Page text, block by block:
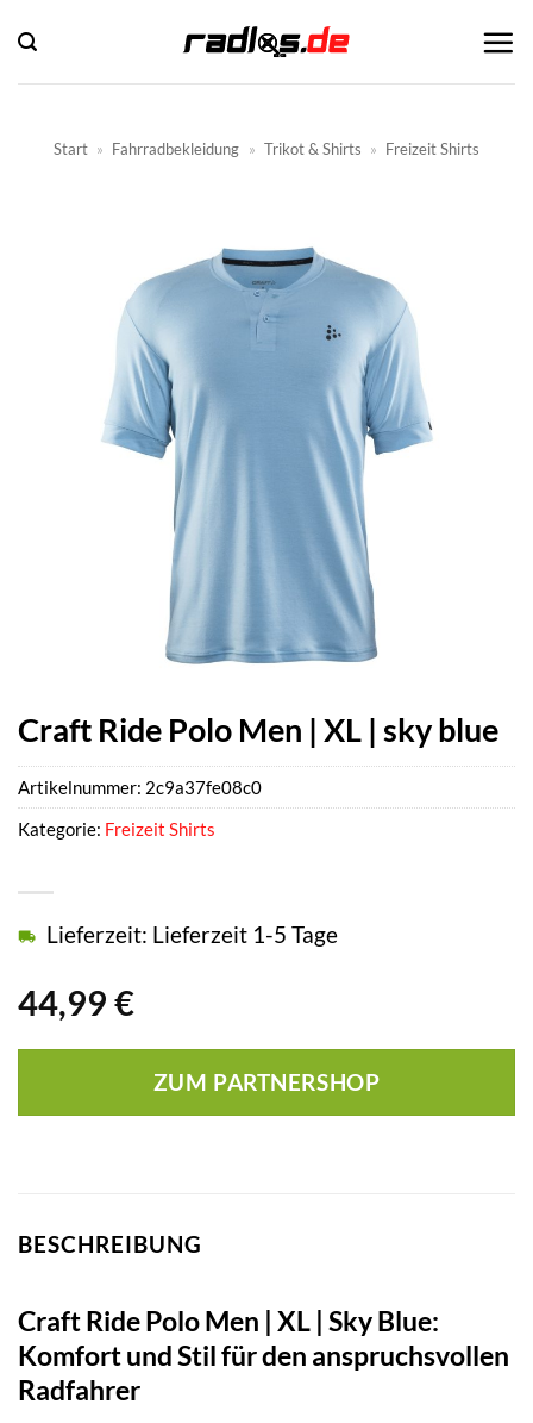
Inhalt
springen
Start » Fahrradbekleidung » Trikot & Shirts » Freizeit Shirts
Craft Ride Polo Men | XL | sky blue
44,99 €
Lieferzeit: Lieferzeit 1-5 Tage
ZUM PARTNERSHOP
Artikelnummer: 2c9a37fe08c0
Kategorie: Freizeit Shirts
BESCHREIBUNG
Craft Ride Polo Men | XL | Sky Blue:
Komfort und Stil für den anspruchsvollen
Radfahrer